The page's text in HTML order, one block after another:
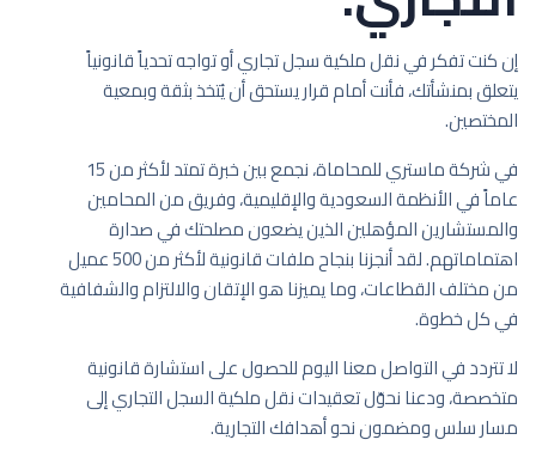
إن كنت تفكر في نقل ملكية سجل تجاري أو تواجه تحدياً قانونياً
يتعلق بمنشأتك، فأنت أمام قرار يستحق أن يُتخذ بثقة وبمعية
المختصين.
في شركة ماستري للمحاماة، نجمع بين خبرة تمتد لأكثر من 15
عاماً في الأنظمة السعودية والإقليمية، وفريق من المحامين
والمستشارين المؤهلين الذين يضعون مصلحتك في صدارة
اهتماماتهم. لقد أنجزنا بنجاح ملفات قانونية لأكثر من 500 عميل
من مختلف القطاعات، وما يميزنا هو الإتقان والالتزام والشفافية
في كل خطوة.
لا تتردد في التواصل معنا اليوم للحصول على استشارة قانونية
متخصصة، ودعنا نحوّل تعقيدات نقل ملكية السجل التجاري إلى
مسار سلس ومضمون نحو أهدافك التجارية.